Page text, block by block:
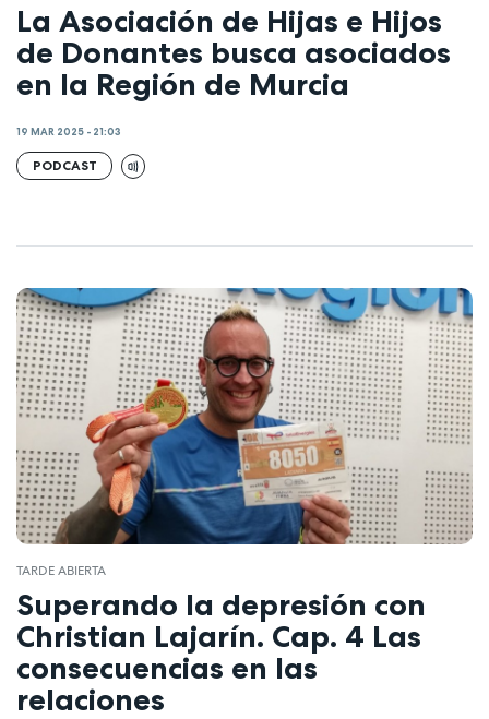
La Asociación de Hijas e Hijos
de Donantes busca asociados
en la Región de Murcia
19 MAR 2025 - 21:03
PODCAST
TARDE ABIERTA
Superando la depresión con
Christian Lajarín. Cap. 4 Las
consecuencias en las
relaciones